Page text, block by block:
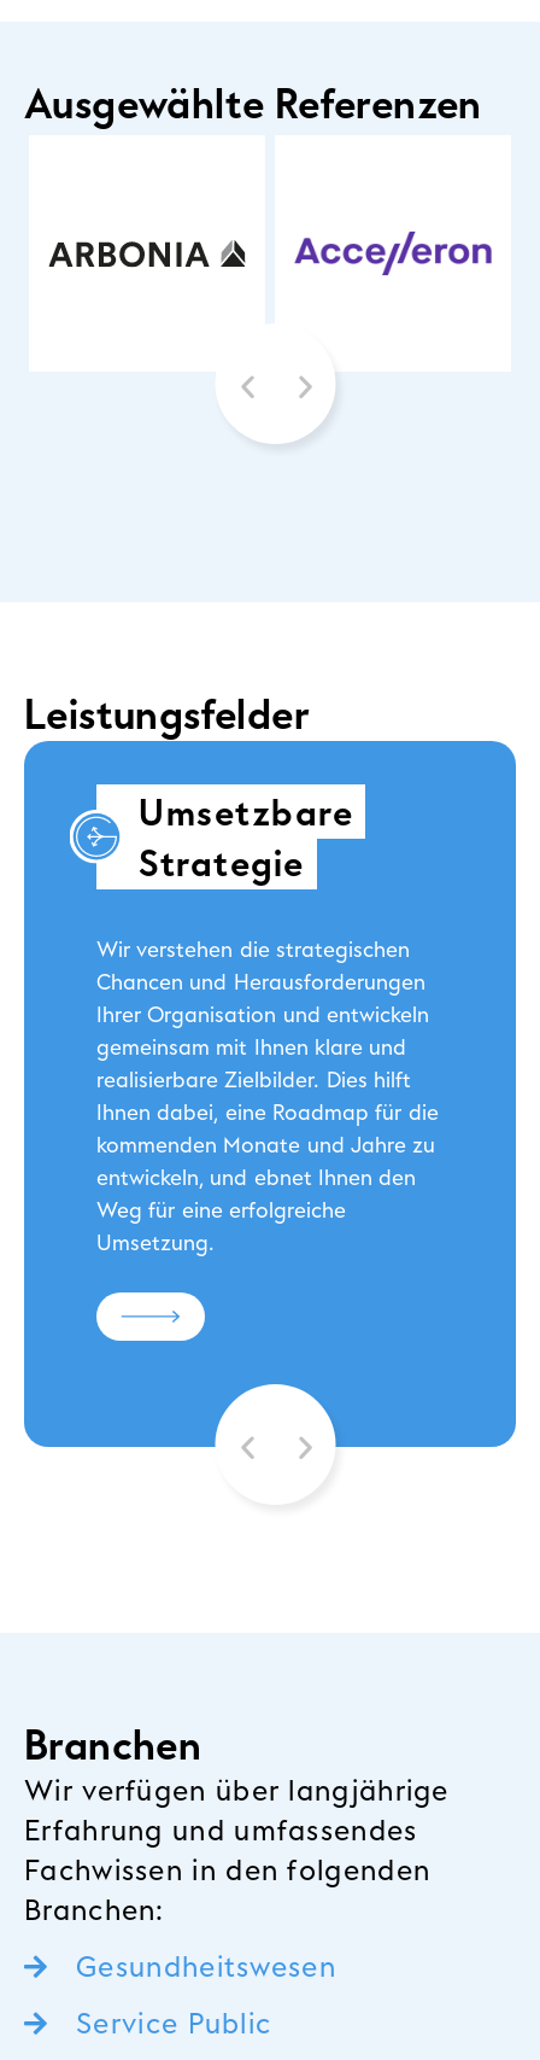
Ausgewählte Referenzen
Leistungsfelder
Umsetzbare
Strategie
Wir verstehen die strategischen
Chancen und Herausforderungen
Ihrer Organisation und entwickeln
gemeinsam mit Ihnen klare und
realisierbare Zielbilder. Dies hilft
Ihnen dabei, eine Roadmap für die
kommenden Monate und Jahre zu
entwickeln, und ebnet Ihnen den
Weg für eine erfolgreiche
Umsetzung.
Branchen
Wir verfügen über langjährige
Erfahrung und umfassendes
Fachwissen in den folgenden
Branchen:
Gesundheitswesen
Service Public